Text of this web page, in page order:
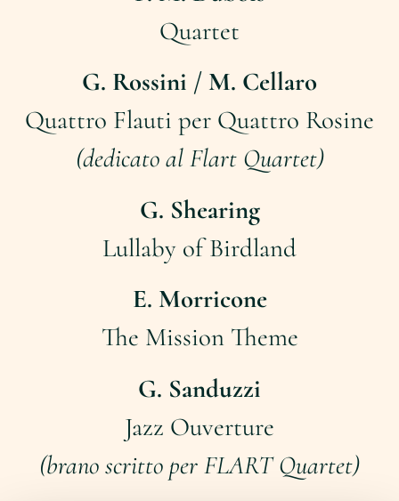
Quartet
G. Rossini / M. Cellaro
Quattro Flauti per Quattro Rosine
(dedicato al Flart Quartet)
G. Shearing
Lullaby of Birdland
E. Morricone
The Mission Theme
G. Sanduzzi
Jazz Ouverture
(brano scritto per FLART Quartet)